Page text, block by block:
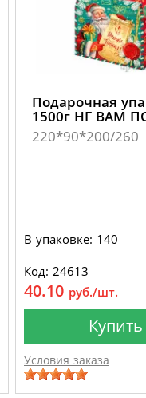
Подарочная
1500г НГ ВАМ
220*90*200/260
В упаковке: 140
Код: 24613
40.10 руб./шт.
Купить
Условия заказа